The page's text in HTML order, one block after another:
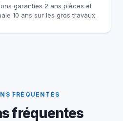
garanties 2 ans pièces et
10 ans sur les gros travaux.
FRÉQUENTES
fréquentes